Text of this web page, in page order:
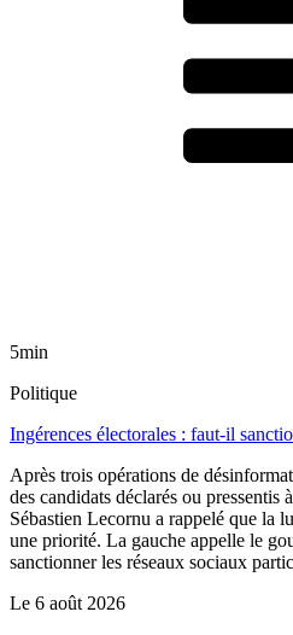
5min
Politique
Ingérences électorales : faut-il
Après trois opérations de
des candidats déclarés ou pressentis
Sébastien Lecornu a rappelé que la
une priorité. La gauche appelle le
sanctionner les réseaux sociaux
Le 6 août 2026